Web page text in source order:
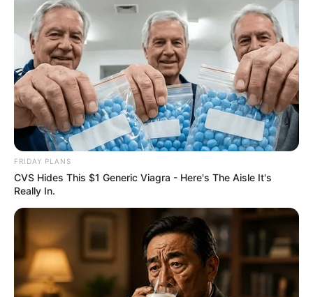
FRIDAY PLANS
CVS Hides This $1 Generic Viagra - Here's The Aisle It's
Really In.